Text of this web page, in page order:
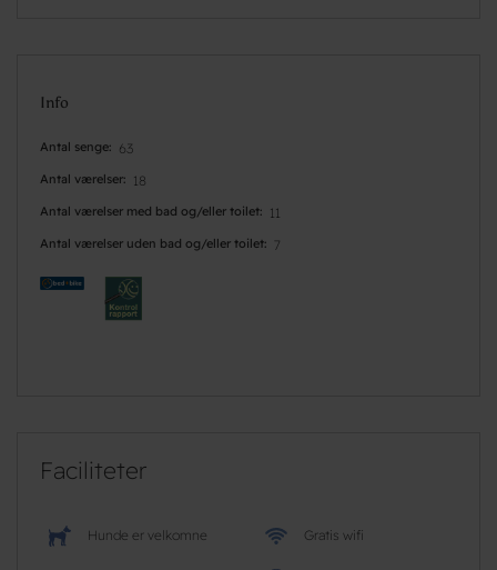
Info
Antal senge 63
Antal værelser 18
Antal værelser med bad og/eller toilet 11
Antal værelser uden bad og/eller toilet 7
Faciliteter
Hunde er velkomne Gratis wifi